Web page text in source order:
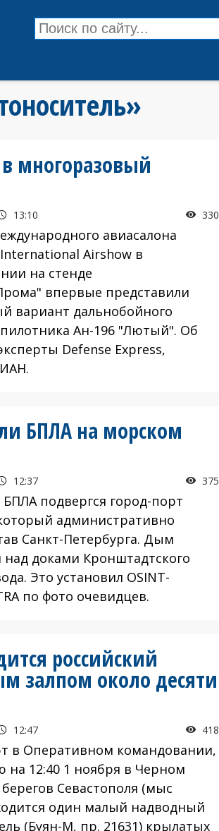
многоразовый
13:10 330
авиасалона
Airshow в
на стенде
впервые представили
вариант дальнобойного
Ан-196 "Лютый". Об
Defense Express,
БПЛА на морском
12:37 375
подвергся город-порт
административно
Санкт-Петербурга. Дым
над доками Кронштадтского
Это установил OSINT-
по фото очевидцев.
российский
залпом около десяти
12:47 418
в Оперативном командовании,
на 12:40 1 ноября в Черном
Севастополя (мыс
один малый надводный
(Буян-М, пр. 21631) крылатых